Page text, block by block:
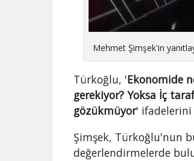
Mehmet Şimşek'in
Türkoğlu, 'Ekonomide
gerekiyor? Yoksa İç
gözükmüyor' ifadelerini
Şimşek, Türkoğlu'nun
değerlendirmelerde